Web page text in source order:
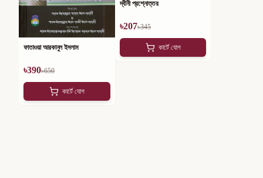
ফাতাওয়া আরকানুল ইসলাম
৳390৳650
কার্টে যোগ
দ্বীনী প্রশ্নোত্তর
৳207৳345
কার্টে যোগ